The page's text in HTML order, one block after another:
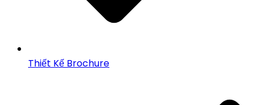
Thiết Kế Brochure